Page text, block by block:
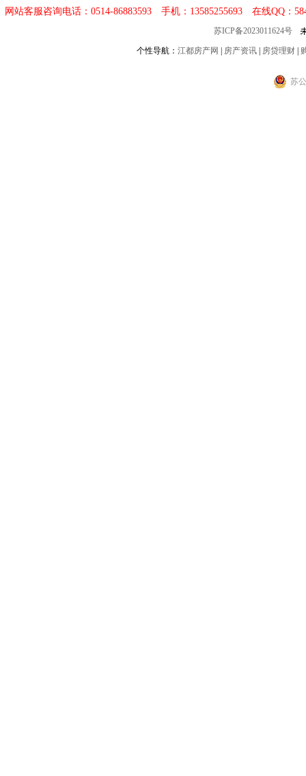
网站客服咨询电话：0514-86883593 手机：13585255693 在线QQ：
苏ICP备2023011624号
个性导航： 江都房产网 房产资讯 房贷理财
苏